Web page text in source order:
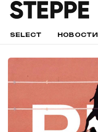
SELECT НОВОСТИ